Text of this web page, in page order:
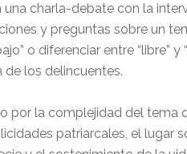
charla-debate con la
y preguntas sobre un
o diferenciar entre “libre”
los delincuentes.
la complejidad del tema
patriarcales, el lugar